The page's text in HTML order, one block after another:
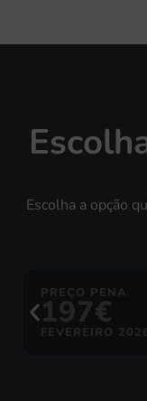
Escolha a opção
PREÇO PENA
197€
FEVEREIRO